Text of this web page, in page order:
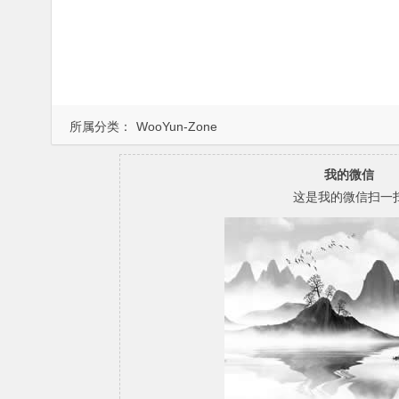
所属分类： WooYun-Zone
我的微信
这是我的微信扫一